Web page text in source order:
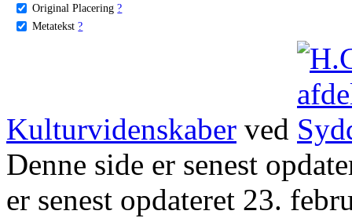
Original Placering ?
Metatekst ?
Kulturvidenskaber ved
Denne side er senest
er senest opdateret 23.